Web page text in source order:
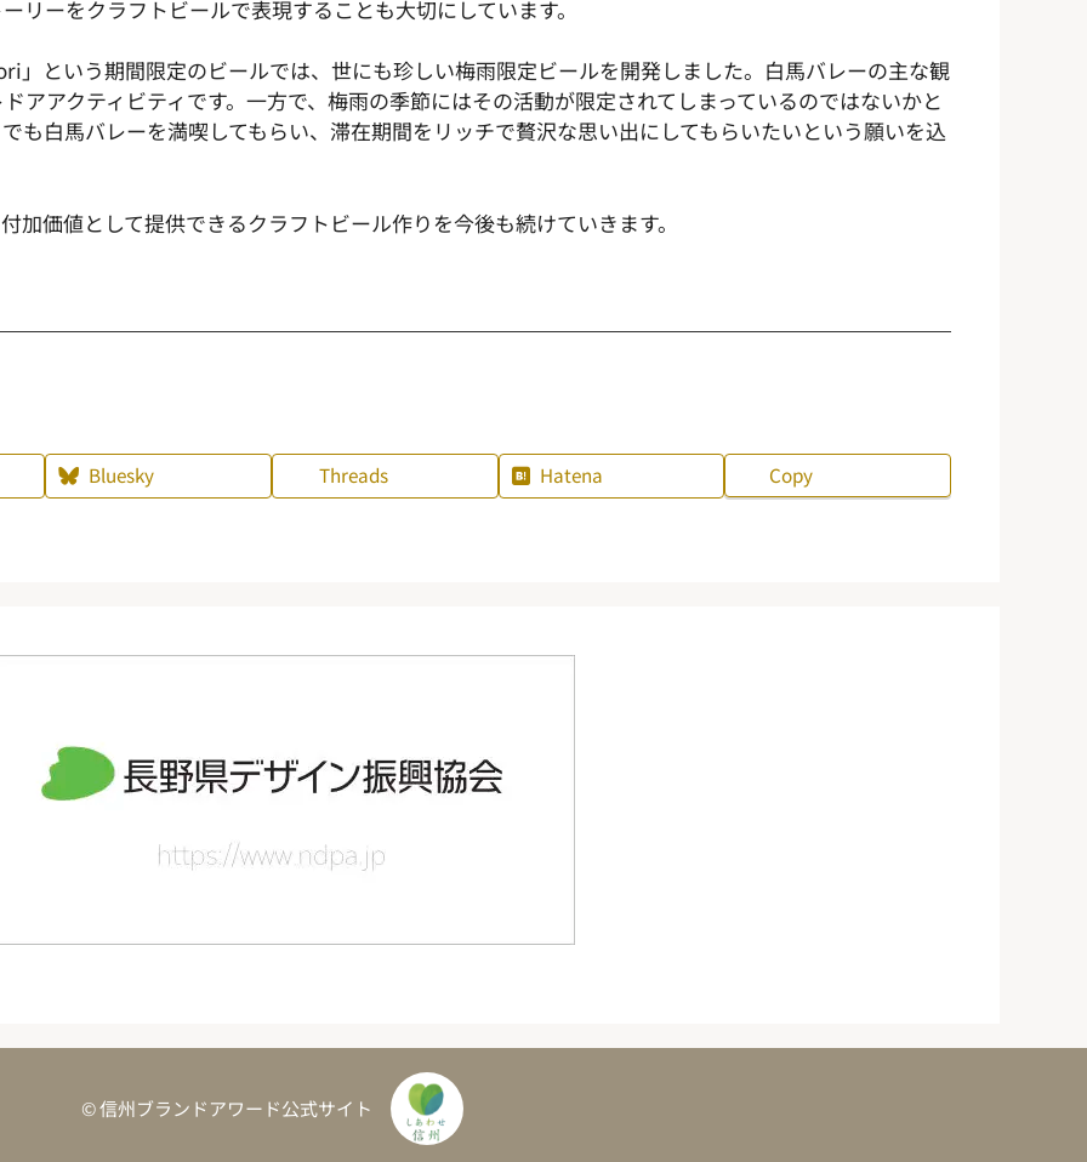
リーをクラフトビールで表現することも大切にしています。
」という期間限定のビールでは、世にも珍しい梅雨限定ビールを開発しました。白馬バレーの主な観
アアクティビティです。一方で、梅雨の季節にはその活動が限定されてしまっているのではないかと
も白馬バレーを満喫してもらい、滞在期間をリッチで贅沢な思い出にしてもらいたいという願いを込
加価値として提供できるクラフトビール作りを今後も続けていきます。
Bluesky Threads Hatena Copy
© 信州ブランドアワード公式サイト